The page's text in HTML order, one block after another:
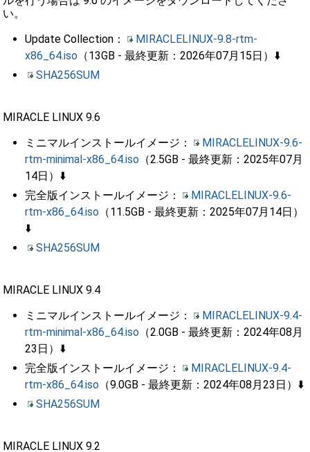
い。
Update Collection：
MIRACLELINUX-9.8-rtm-
x86_64.iso （13GB - 最終更新：2026年07月15日）⬇️
SHA256SUM
MIRACLE LINUX 9.6
ミニマルインストールイメージ：
MIRACLELINUX-9.6-
rtm-minimal-x86_64.iso （2.5GB - 最終更新：2025年07月
14日）⬇️
完全版インストールイメージ：
MIRACLELINUX-9.6-
rtm-x86_64.iso （11.5GB - 最終更新：2025年07月14日）
⬇️
SHA256SUM
MIRACLE LINUX 9.4
ミニマルインストールイメージ：
MIRACLELINUX-9.4-
rtm-minimal-x86_64.iso （2.0GB - 最終更新：2024年08月
23日）⬇️
完全版インストールイメージ：
MIRACLELINUX-9.4-
rtm-x86_64.iso （9.0GB - 最終更新：2024年08月23日）⬇️
SHA256SUM
MIRACLE LINUX 9.2